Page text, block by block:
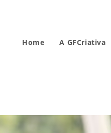
Home A GFCriativa